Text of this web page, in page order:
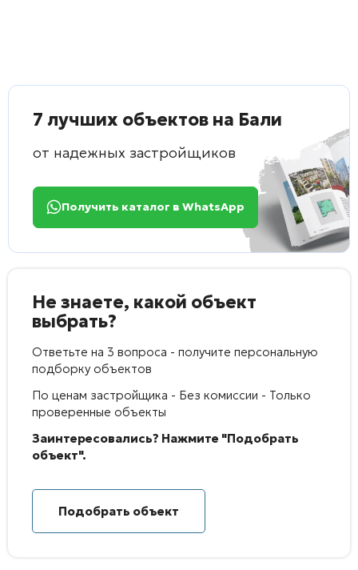
7 лучших объектов на Бали
от надежных застройщиков
Получить каталог в WhatsApp
Не знаете, какой объект
выбрать?
Ответьте на 3 вопроса - получите персональную
подборку объектов
По ценам застройщика - Без комиссии - Только
проверенные объекты
Заинтересовались? Нажмите "Подобрать
объект".
Подобрать объект